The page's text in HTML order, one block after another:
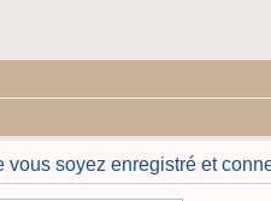
vous soyez enregistré et